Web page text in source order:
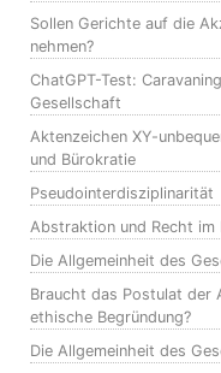
Sollen Gerichte auf die
nehmen?
ChatGPT-Test:
Gesellschaft
Aktenzeichen XY-
und Bürokratie
Pseudointerdisziplinarität
Abstraktion und Recht im
Die Allgemeinheit des
Braucht das Postulat der
ethische Begründung?
Die Allgemeinheit des